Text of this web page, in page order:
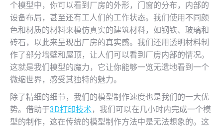
个模型中，你可以看到厂房的外形，门窗的分布，内部的
设备布局，甚至还有工人们的工作状态。我们使用不同颜
色和材质的材料来模仿真实的建筑材料，如钢铁、玻璃和
砖石，以此来呈现出厂房的真实感。我们还用透明材料制
作了部分墙壁和屋顶，让人们可以看到厂房内部的情况。
这就是我们模型的魔力，它让你能够一览无遗地看到一个
微缩世界，感受其独特的魅力。
除了精细的细节，我们的模型制作速度也是我们的一大优
势。借助于3D打印技术，我们可以在几小时内完成一个模
型的制作，这在传统的模型制作方法中是无法想象的。这